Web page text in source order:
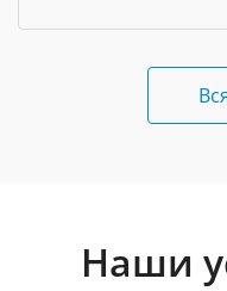
Наши